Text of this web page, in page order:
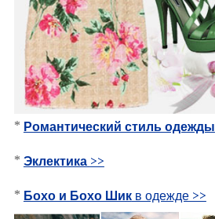
* Романтический стиль одежды
* Эклектика >>
* Бохо и Бохо Шикв одежде >>